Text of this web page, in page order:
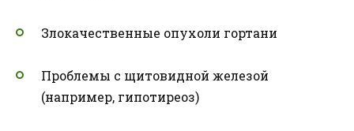
Злокачественные опухоли гортани
Проблемы с щитовидной железой
(например, гипотиреоз)